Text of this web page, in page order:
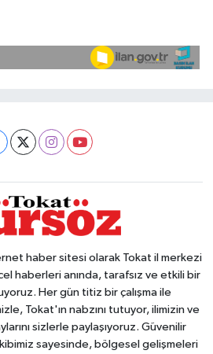
haber sitesi olarak Tokat il merkezi
haberleri anında, tarafsız ve etkili bir
Her gün titiz bir çalışma ile
Tokat'ın nabzını tutuyor, ilimizin ve
sizlerle paylaşıyoruz. Güvenilir
sayesinde, bölgesel gelişmeleri